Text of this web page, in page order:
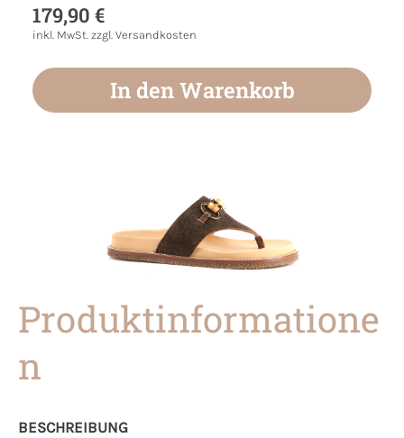
179,90 €
inkl. MwSt. zzgl. Versandkosten
In den Warenkorb
Produktinformatione
n
BESCHREIBUNG